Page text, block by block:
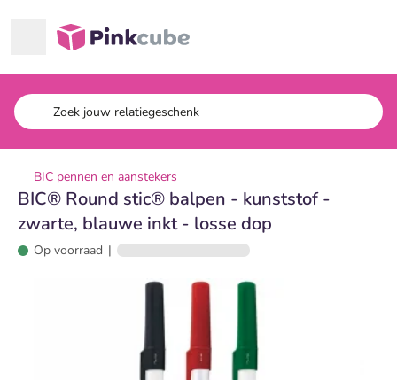
Pinkcube
BIC pennen en aanstekers
BIC® Round stic® balpen - kunststof -
zwarte, blauwe inkt - losse dop
Op voorraad |